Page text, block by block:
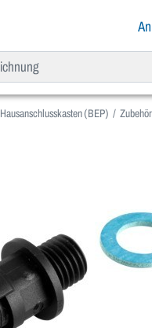
Hausanschlusskasten (BEP)